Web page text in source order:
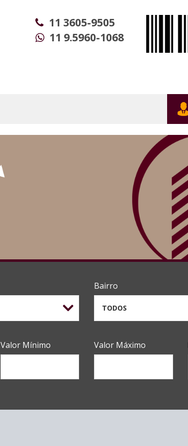
11 3605-9505
11 9.5960-1068
Bairro
TODOS
Valor Mínimo Valor Máximo